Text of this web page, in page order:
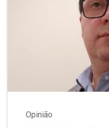
Opinião